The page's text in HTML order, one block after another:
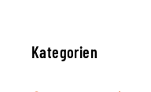
Kategorien